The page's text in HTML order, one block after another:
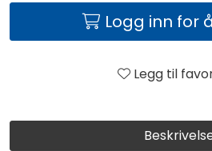
Logg inn for
Legg til